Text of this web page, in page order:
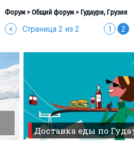
< Страница 2 из 2 1 2
Доставка еды по